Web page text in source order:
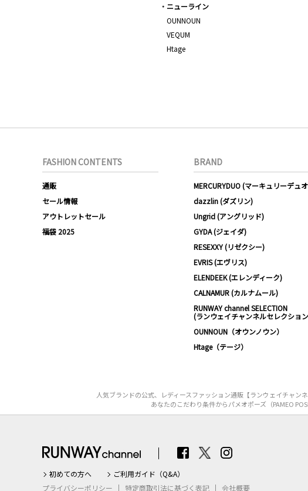
ニューライン
OUNNOUN
VEQUM
Htage
FASHION CONTENTS
通販
セール情報
アウトレットセール
福袋 2025
BRAND
MERCURYDUO (マーキュリーデュ
dazzlin (ダズリン)
Ungrid (アングリッド)
GYDA (ジェイダ)
RESEXXY (リゼクシー)
EVRIS (エヴリス)
ELENDEEK (エレンディーク)
CALNAMUR (カルナムール)
RUNWAY channel SELECTION
(ランウェイチャンネルセレクショ
OUNNOUN（オウンノウン）
Htage（テージ）
人気ブランドの公式、レディースファッション通販【ランウェイチャン
あなたのこだわり条件からパメオポーズ（PAMEO
初めての方へ
ご利用ガイド（Q&A）
プライバシーポリシー
特定商取引法に基づく表記 会社概要